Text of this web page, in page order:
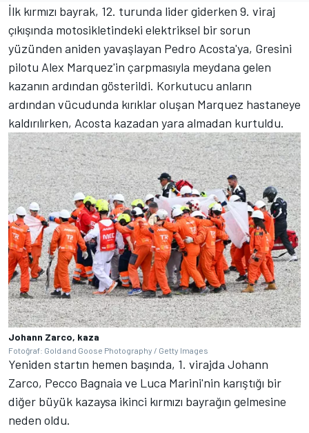
İlk kırmızı bayrak, 12. turunda lider giderken 9. viraj
çıkışında motosikletindeki elektriksel bir sorun
yüzünden aniden yavaşlayan Pedro Acosta'ya, Gresini
pilotu Alex Marquez'in çarpmasıyla meydana gelen
kazanın ardından gösterildi. Korkutucu anların
ardından vücudunda kırıklar oluşan Marquez hastaneye
kaldırılırken, Acosta kazadan yara almadan kurtuldu.
Johann Zarco, kaza
Fotoğraf: Gold and Goose Photography / Getty Images
Yeniden startın hemen başında, 1. virajda Johann
Zarco, Pecco Bagnaia ve Luca Marini'nin karıştığı bir
diğer büyük kazaysa ikinci kırmızı bayrağın gelmesine
neden oldu.